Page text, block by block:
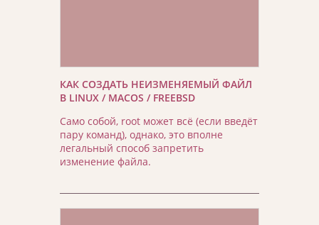
КАК СОЗДАТЬ НЕИЗМЕНЯЕМЫЙ ФАЙЛ
В LINUX / MACOS / FREEBSD
Само собой, root может всё (если введёт
пару команд), однако, это вполне
легальный способ запретить
изменение файла.